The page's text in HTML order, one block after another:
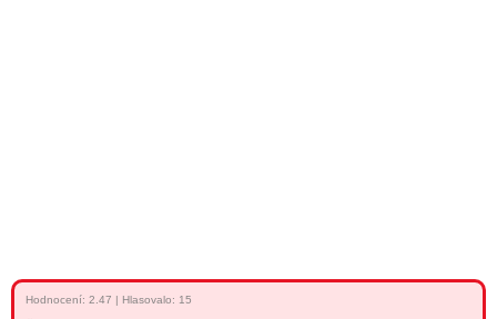
Hodnocení: 2.47 | Hlasovalo: 15